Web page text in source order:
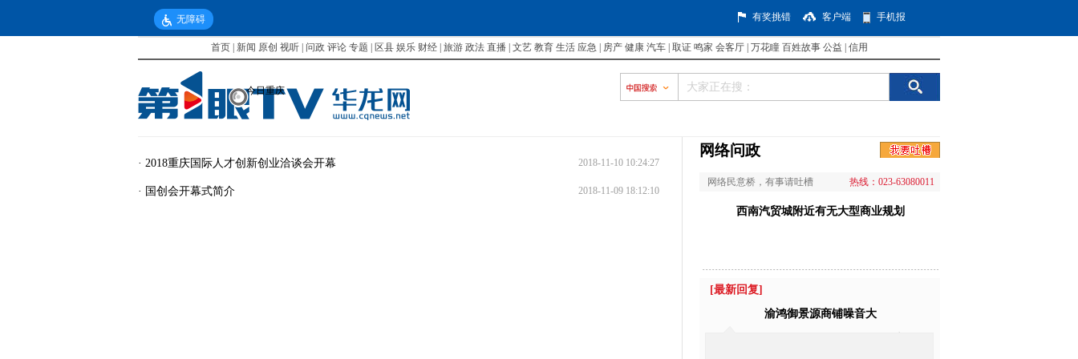
无障碍 有奖挑错 客户端 手机报
首页| 新闻 原创 视听| 问政 评论 专题 区县 娱乐 财经| 旅游 政法 直播| 文艺 教育 生活 应急 房产 健康 汽车| 取证 鸣家 会客厅| 万花瞳 百姓故事 公益 信用
今日重庆
· 2018重庆国际人才创新创业洽谈会开幕 2018-11-10 10:24:27
· 国创会开幕式简介 2018-11-09 18:12:10
网络问政
网络民意桥，有事请吐槽 热线：023-63080011
西南汽贸城附近有无大型商业规划
[最新回复]
渝鸿御景源商铺噪音大